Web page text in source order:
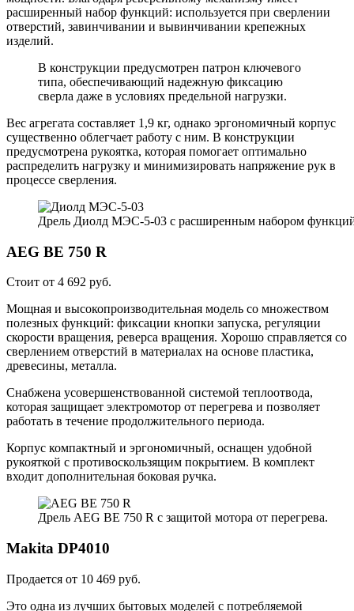
расширенный набор функций: используется при сверлении
отверстий, завинчивании и вывинчивании крепежных
изделий.
В конструкции предусмотрен патрон ключевого
типа, обеспечивающий надежную фиксацию
сверла даже в условиях предельной нагрузки.
Вес агрегата составляет 1,9 кг, однако эргономичный корпус
существенно облегчает работу с ним. В конструкции
предусмотрена рукоятка, которая помогает оптимально
распределить нагрузку и минимизировать напряжение рук в
процессе сверления.
Дрель Диолд МЭС-5-03 с расширенным набором
AEG BE 750 R
Стоит от 4 692 руб.
Мощная и высокопроизводительная модель со множеством
полезных функций: фиксации кнопки запуска, регуляции
скорости вращения, реверса вращения. Хорошо справляется со
сверлением отверстий в материалах на основе пластика,
древесины, металла.
Снабжена усовершенствованной системой теплоотвода,
которая защищает электромотор от перегрева и позволяет
работать в течение продолжительного периода.
Корпус компактный и эргономичный, оснащен удобной
рукояткой с противоскользящим покрытием. В комплект
входит дополнительная боковая ручка.
Дрель AEG BE 750 R с защитой мотора от перегрева.
Makita DP4010
Продается от 10 469 руб.
Это одна из лучших бытовых моделей с потребляемой